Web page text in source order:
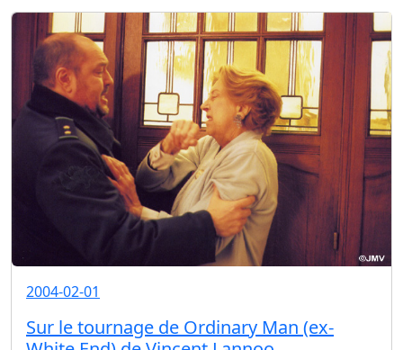
2004-02-01
Sur le tournage de Ordinary Man (ex-